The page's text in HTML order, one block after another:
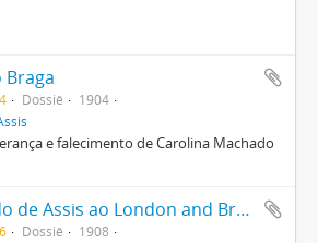
Braga
Dossiê
1904
e falecimento de Carolina Machado
Carta de Machado de Assis ao London and Brazilian Bank
Dossiê
1908